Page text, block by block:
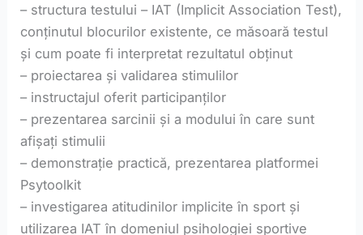
– structura testului – IAT (Implicit Association Test),
conținutul blocurilor existente, ce măsoară testul
și cum poate fi interpretat rezultatul obținut
– proiectarea și validarea stimulilor
– instructajul oferit participanților
– prezentarea sarcinii și a modului în care sunt
afișați stimulii
– demonstrație practică, prezentarea platformei
Psytoolkit
– investigarea atitudinilor implicite în sport și
utilizarea IAT în domeniul psihologiei sportive